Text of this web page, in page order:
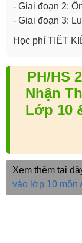
- Giai đoạn 2:
- Giai đoạn 3:
Học phí TIẾT
PH/HS
Nhận
Lớp 10
Xem thêm tại
vào lớp 10 môn